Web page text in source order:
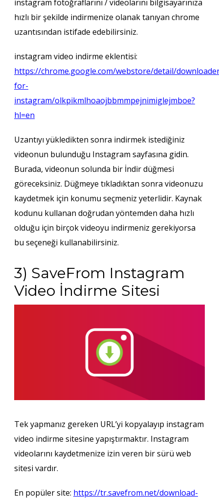
instagram fotoğraflarını / videolarını bilgisayarınıza
hızlı bir şekilde indirmenize olanak tanıyan chrome
uzantısından istifade edebilirsiniz.
instagram video indirme eklentisi:
https://chrome.google.com/webstore/detail/
for-
instagram/olkpikmlhoaojbbmmpejnimiglejmboe?
hl=en
Uzantıyı yükledikten sonra indirmek istediğiniz
videonun bulunduğu Instagram sayfasına gidin.
Burada, videonun solunda bir İndir düğmesi
göreceksiniz. Düğmeye tıkladıktan sonra videonuzu
kaydetmek için konumu seçmeniz yeterlidir. Kaynak
kodunu kullanan doğrudan yöntemden daha hızlı
olduğu için birçok videoyu indirmeniz gerekiyorsa
bu seçeneği kullanabilirsiniz.
3) SaveFrom Instagram
Video İndirme Sitesi
Tek yapmanız gereken URL’yi kopyalayıp instagram
video indirme sitesine yapıştırmaktır. Instagram
videolarını kaydetmenize izin veren bir sürü web
sitesi vardır.
En popüler site: https://tr.savefrom.net/download-